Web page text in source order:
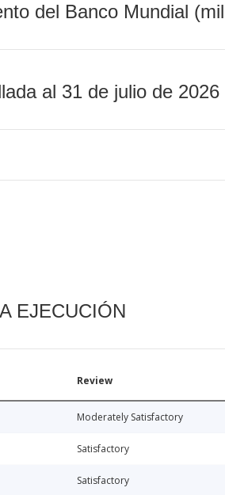
del Banco Mundial
al 31 de julio de 2026
EJECUCIÓN
Review
Moderately Satisfactory
Satisfactory
Satisfactory